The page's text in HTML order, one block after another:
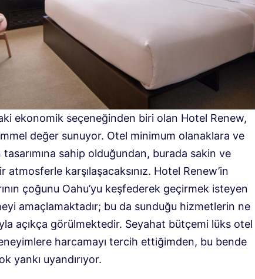
ekonomik seçeneğinden biri olan Hotel Renew,
değer sunuyor. Otel minimum olanaklara ve
sahip olduğundan, burada sakin ve
karşılaşacaksınız. Hotel Renew’in
çoğunu Oahu’yu keşfederek geçirmek isteyen
amaçlamaktadır; bu da sunduğu hizmetlerin ne
açıkça görülmektedir. Seyahat bütçemi lüks otel
harcamayı tercih ettiğimden, bu bende
yankı uyandırıyor.